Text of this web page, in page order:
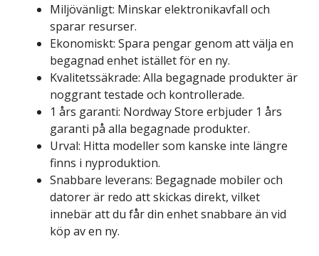
Miljövänligt: Minskar elektronikavfall och
sparar resurser.
Ekonomiskt: Spara pengar genom att välja en
begagnad enhet istället för en ny.
Kvalitetssäkrade: Alla begagnade produkter är
noggrant testade och kontrollerade.
1 års garanti: Nordway Store erbjuder 1 års
garanti på alla begagnade produkter.
Urval: Hitta modeller som kanske inte längre
finns i nyproduktion.
Snabbare leverans: Begagnade mobiler och
datorer är redo att skickas direkt, vilket
innebär att du får din enhet snabbare än vid
köp av en ny.